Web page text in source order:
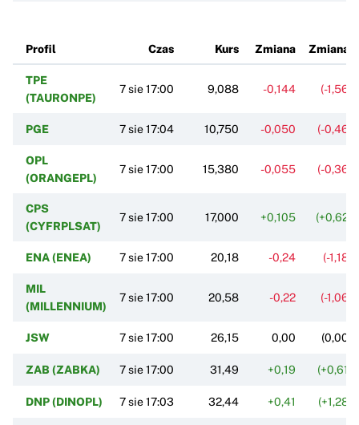
Profil Czas Kurs Zmiana Zmiana
TPE
(TAURONPE)
7 sie 17:00 9,088 -0,144 (-
PGE 7 sie 17:04 10,750 -0,050 (-
OPL
(ORANGEPL)
7 sie 17:00 15,380 -0,055 (-
CPS
(CYFRPLSAT)
7 sie 17:00 17,000 +0,105
ENA (ENEA) 7 sie 17:00 20,18 -0,24 (-
MIL
(MILLENNIUM)
7 sie 17:00 20,58 -0,22 (-
JSW 7 sie 17:00 26,15 0,00
ZAB (ZABKA) 7 sie 17:00 31,49 +0,19
DNP (DINOPL) 7 sie 17:03 32,44 +0,41